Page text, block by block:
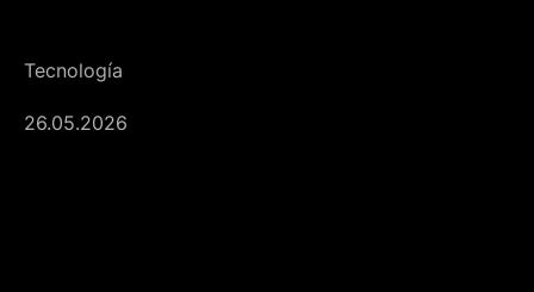
Tecnología
26.05.2026